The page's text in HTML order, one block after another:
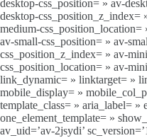
desktop-css_position= » av-
desktop-css_position_z_index=
medium-
av-small-css_position= » av-
css_position_z_index= » av-
css_position_location= » av-
link_dynamic= » linktarget= »
mobile_display= »
template_class= » aria_label= »
one_element_template= »
av_uid=’av-2jsydi’